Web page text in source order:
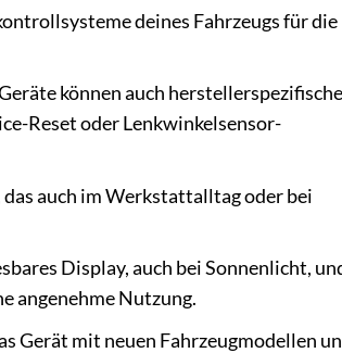
deines Fahrzeugs für die
können auch herstellerspezifische
Reset oder Lenkwinkelsensor-
das auch im Werkstattalltag oder bei
Display, auch bei Sonnenlicht,
angenehme Nutzung.
Gerät mit neuen Fahrzeugmodellen